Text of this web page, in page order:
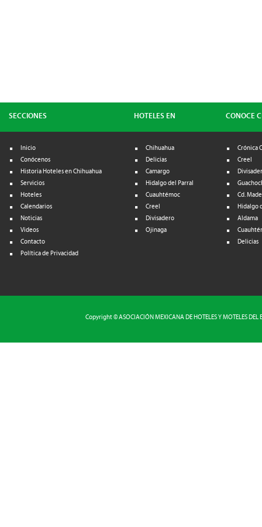
SECCIONES
Inicio
Conócenos
Historia Hoteles en Chihuahua
Servicios
Hoteles
Calendarios
Noticias
Videos
Contacto
Política de Privacidad
HOTELES EN
Chihuahua
Delicias
Camargo
Hidalgo del Parral
Cuauhtémoc
Creel
Divisadero
Ojinaga
CONOCE
Crónica
Creel
Cd.
Hidalgo
Aldama
Delicias
Copyright © ASOCIACIÓN MEXICANA DE HOTELES Y MOTELES